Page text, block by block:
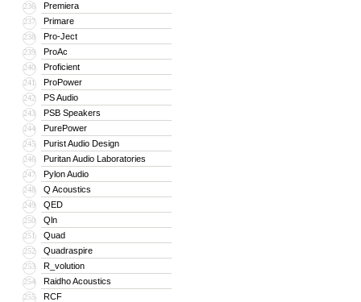
236 Premiera
237 Primare
238 Pro-Ject
239 ProAc
240 Proficient
241 ProPower
242 PS Audio
243 PSB Speakers
244 PurePower
245 Purist Audio Design
246 Puritan Audio Laboratories
247 Pylon Audio
248 Q Acoustics
249 QED
250 Qln
251 Quad
252 Quadraspire
253 R_volution
254 Raidho Acoustics
255 RCF